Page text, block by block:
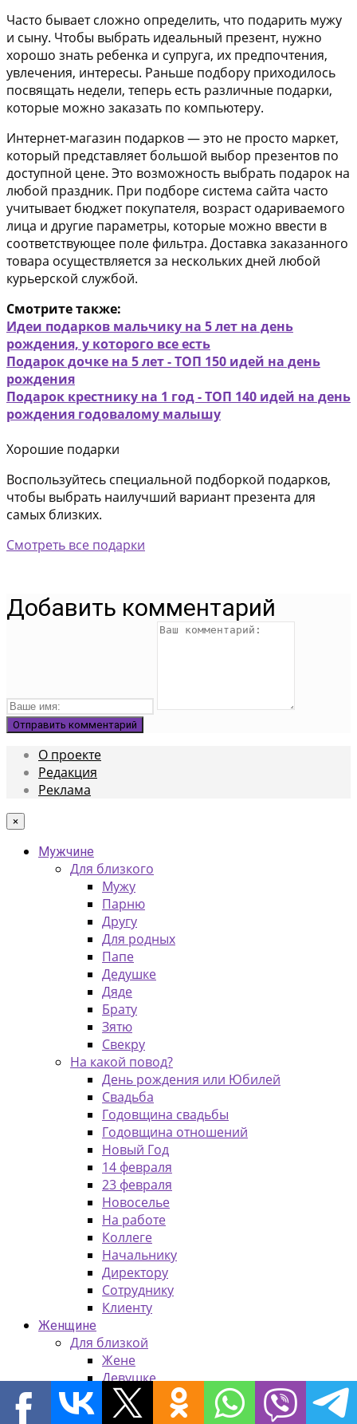
Часто бывает сложно определить, что подарить мужу
и сыну. Чтобы выбрать идеальный презент, нужно
хорошо знать ребенка и супруга, их предпочтения,
увлечения, интересы. Раньше подбору приходилось
посвящать недели, теперь есть различные подарки,
которые можно заказать по компьютеру.
Интернет-магазин подарков — это не просто маркет,
который представляет большой выбор презентов по
доступной цене. Это возможность выбрать подарок на
любой праздник. При подборе система сайта часто
учитывает бюджет покупателя, возраст одариваемого
лица и другие параметры, которые можно ввести в
соответствующее поле фильтра. Доставка заказанного
товара осуществляется за нескольких дней любой
курьерской службой.
Смотрите также:
Идеи подарков мальчику на 5 лет на день
рождения, у которого все есть
Подарок дочке на 5 лет - ТОП 150 идей на день
рождения
Подарок крестнику на 1 год - ТОП 140 идей на день
рождения годовалому малышу
Хорошие подарки
Воспользуйтесь специальной подборкой подарков,
чтобы выбрать наилучший вариант презента для
самых близких.
Смотреть все подарки
Добавить комментарий
О проекте
Редакция
Реклама
×
Мужчине
Для близкого
Мужу
Парню
Другу
Для родных
Папе
Дедушке
Дяде
Брату
Зятю
Свекру
На какой повод?
День рождения или Юбилей
Свадьба
Годовщина свадьбы
Годовщина отношений
Новый Год
14 февраля
23 февраля
Новоселье
На работе
Коллеге
Начальнику
Директору
Сотруднику
Клиенту
Женщине
Для близкой
Жене
Девушке
Подруге
Для родных